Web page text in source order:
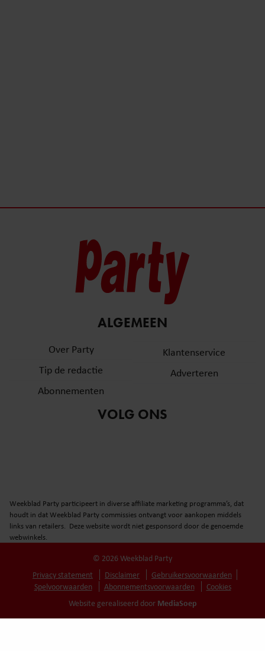
ALGEMEEN
Over Party
Tip de redactie
Abonnementen
Klantenservice
Adverteren
VOLG ONS
Weekblad Party participeert in diverse affiliate marketing programma’s, dat
houdt in dat Weekblad Party commissies ontvangt voor aankopen middels
links van retailers. Deze website wordt niet gesponsord door de genoemde
webwinkels.
© 2026 Weekblad Party
Privacy statement
Disclaimer
Gebruikersvoorwaarden
Spelvoorwaarden
Abonnementsvoorwaarden
Cookies
Website gerealiseerd door MediaSoep